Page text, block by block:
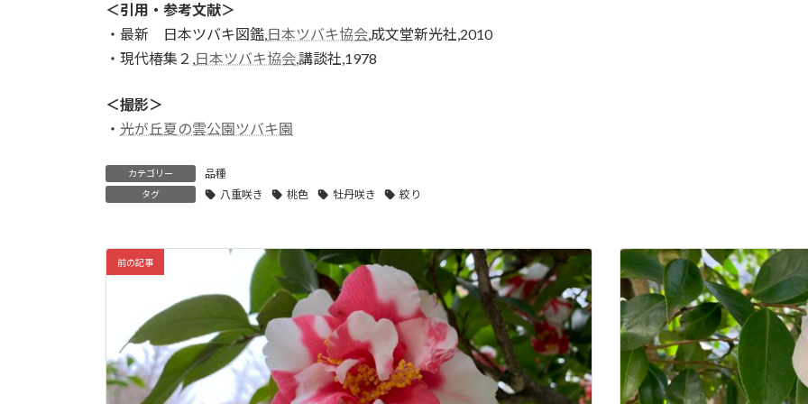
＜引用・参考文献＞
・最新 日本ツバキ図鑑,日本ツバキ協会,成文堂新光社,2010
・現代椿集２,日本ツバキ協会,講談社,1978
＜撮影＞
・ 光が丘夏の雲公園ツバキ園
カテゴリー 品種
タグ 八重咲き 桃色 牡丹咲き 絞り
前の記事